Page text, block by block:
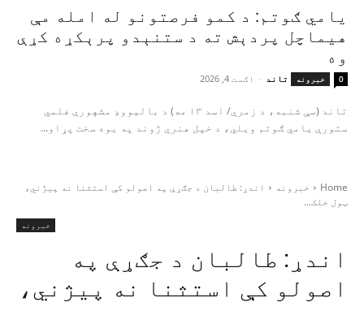
یامي ګوتم: د کمو فرصتونو له امله مې
هیماچل پردېش ته د ستنېدو پرېکړه کړې
وه
خبرونه تاند - اګست 4, 2026 0
تاند (سې شنبه، د زمري/ اسد ۱۳ مه) د بالیووډ مشهورې فلمي
ستورې یامي ګوتم ویلي، د خپل هنري ژوند په یوه سخت پړاو...